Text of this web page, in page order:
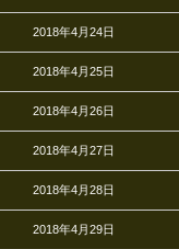
2018年4月24日
2018年4月25日
2018年4月26日
2018年4月27日
2018年4月28日
2018年4月29日